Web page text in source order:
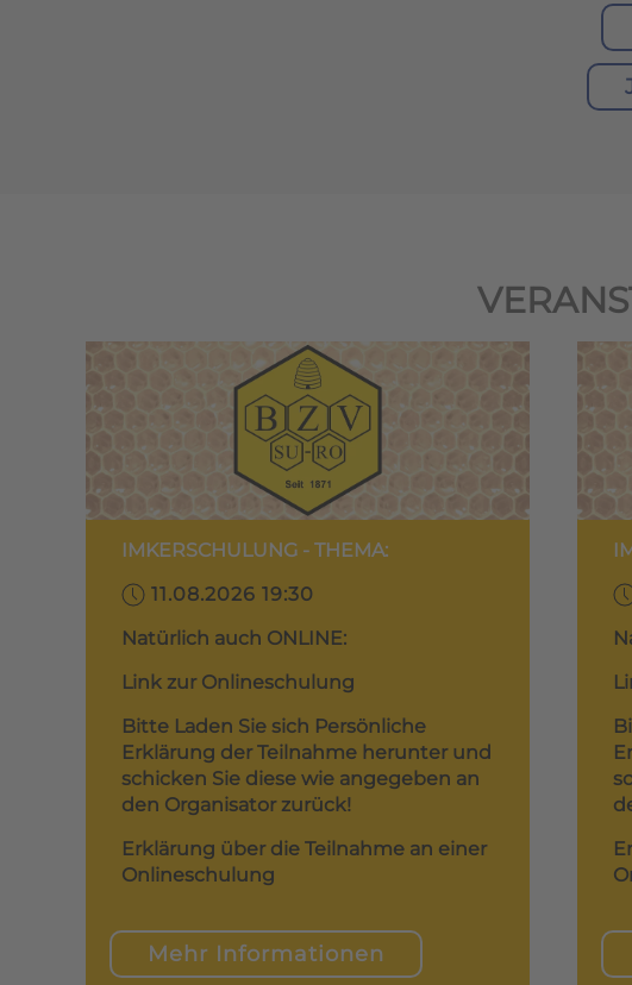
IMKERSCHULUNG - THEMA:
11.08.2026 19:30
Natürlich auch ONLINE:
Link zur Onlineschulung
Bitte Laden Sie sich Persönliche
Erklärung der Teilnahme herunter und
schicken Sie diese wie angegeben an
den Organisator zurück!
Erklärung über die Teilnahme an einer
Onlineschulung
Mehr Informationen